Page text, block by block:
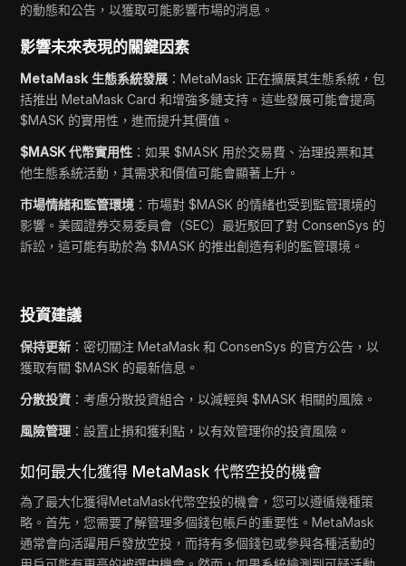
的動態和公告，以獲取可能影響市場的消息。
影響未來表現的關鍵因素
MetaMask 生態系統發展 ：MetaMask 正在擴展其生態系統，包
括推出 MetaMask Card 和增強多鏈支持。這些發展可能會提高
$MASK 的實用性，進而提升其價值。
$MASK 代幣實用性 ：如果 $MASK 用於交易費、治理投票和其
他生態系統活動，其需求和價值可能會顯著上升。
市場情緒和監管環境 ：市場對 $MASK 的情緒也受到監管環境的
影響。美國證券交易委員會（SEC）最近駁回了對 ConsenSys 的
訴訟，這可能有助於為 $MASK 的推出創造有利的監管環境。
投資建議
保持更新 ：密切關注 MetaMask 和 ConsenSys 的官方公告，以
獲取有關 $MASK 的最新信息。
分散投資 ：考慮分散投資組合，以減輕與 $MASK 相關的風險。
風險管理 ：設置止損和獲利點，以有效管理你的投資風險。
如何最大化獲得 MetaMask 代幣空投的機會
為了最大化獲得MetaMask代幣空投的機會，您可以遵循幾種策
略。首先，您需要了解管理多個錢包帳戶的重要性。MetaMask
通常會向活躍用戶發放空投，而持有多個錢包或參與各種活動的